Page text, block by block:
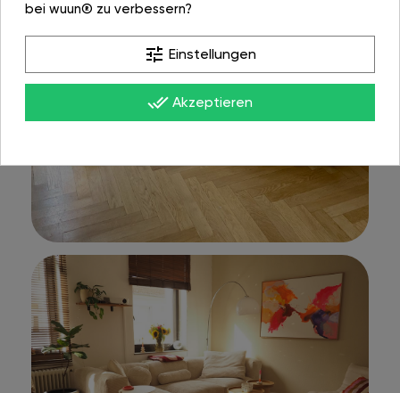
bei wuun® zu verbessern?
tune Einstellungen
done_all Akzeptieren